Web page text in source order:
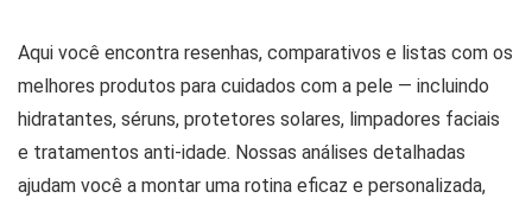
Aqui você encontra resenhas, comparativos e listas com os
melhores produtos para cuidados com a pele — incluindo
hidratantes, séruns, protetores solares, limpadores faciais
e tratamentos anti-idade. Nossas análises detalhadas
ajudam você a montar uma rotina eficaz e personalizada,